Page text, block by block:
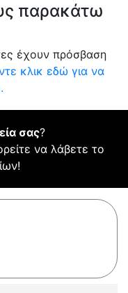
παρακάτω
έχουν πρόσβαση
κλικ εδώ για να
σας?
να λάβετε το